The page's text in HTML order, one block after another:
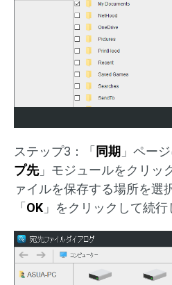
ステップ3：「 同期 」ペー
プ先」モジュールをクリッ
ァイルを保存する場所を選
「 OK 」をクリックして続行